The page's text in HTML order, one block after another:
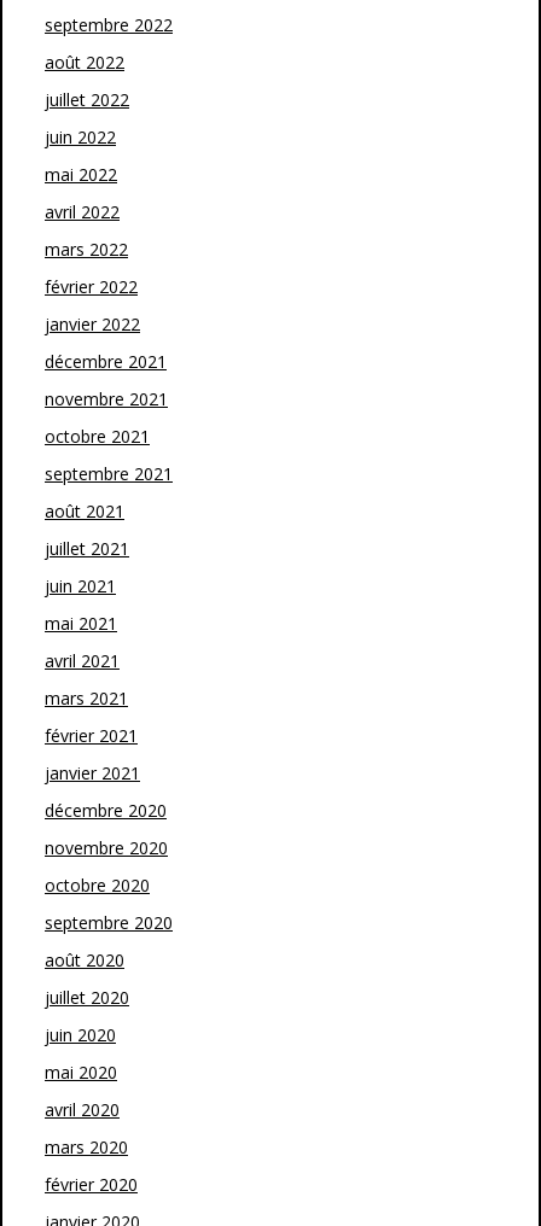
septembre 2022
août 2022
juillet 2022
juin 2022
mai 2022
avril 2022
mars 2022
février 2022
janvier 2022
décembre 2021
novembre 2021
octobre 2021
septembre 2021
août 2021
juillet 2021
juin 2021
mai 2021
avril 2021
mars 2021
février 2021
janvier 2021
décembre 2020
novembre 2020
octobre 2020
septembre 2020
août 2020
juillet 2020
juin 2020
mai 2020
avril 2020
mars 2020
février 2020